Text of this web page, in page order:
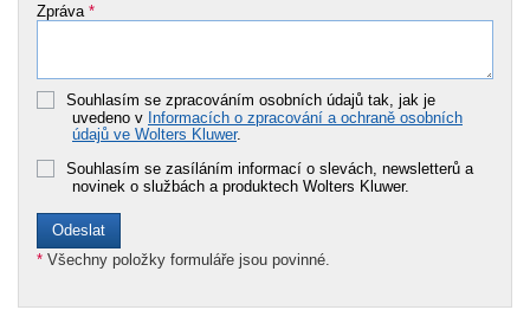
Zpráva *
Souhlasím se zpracováním osobních údajů tak, jak je
uvedeno v Informacích o zpracování a ochraně osobních
údajů ve Wolters Kluwer.
Souhlasím se zasíláním informací o slevách, newsletterů a
novinek o službách a produktech Wolters Kluwer.
* Všechny položky formuláře jsou povinné.